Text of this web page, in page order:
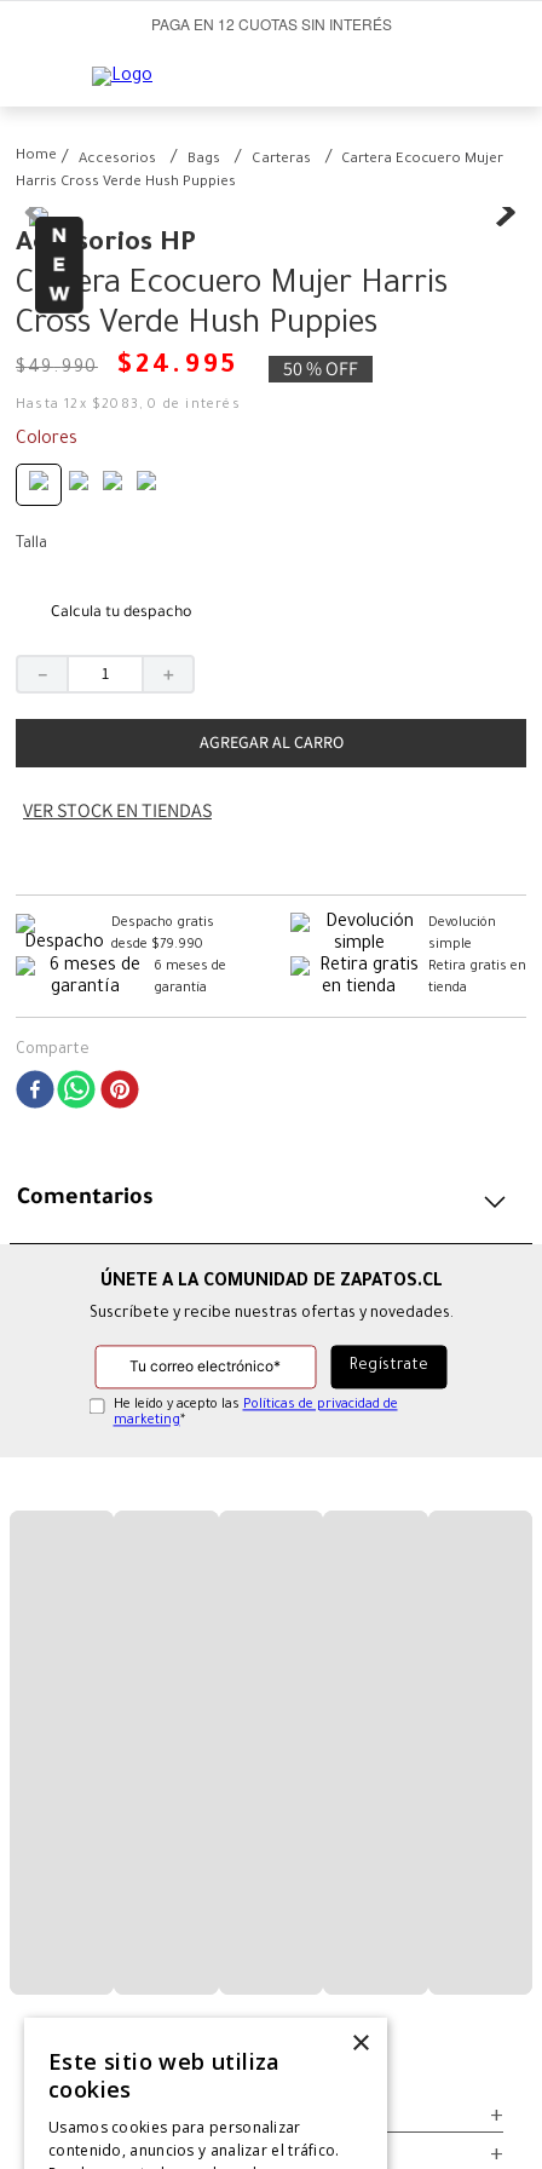
PAGA EN 12 CUOTAS SIN INTERÉS
Accesorios Bags Carteras
Cartera Ecocuero Mujer
Harris Cross Verde Hush Puppies
Accesorios HP
Cartera Ecocuero Mujer Harris
Cross Verde Hush Puppies
$49.990 $ 24 . 995 50 %OFF
Hasta12 x $2083 ,0 de interés
Colores
Talla
Calcula tu despacho
＋
－
AGREGAR AL CARRO
VER STOCK EN TIENDAS
Despacho gratis
desde $79.990
Devolución
simple
6 meses de
garantía
Retira gratis en
tienda
Comparte
Comentarios
Suscríbete y recibe nuestras ofertas y novedades.
He leído y acepto las Políticas de privacidad de
marketing*
+
Legal +
×
Este sitio web utiliza
cookies
Usamos cookies para personalizar
contenido, anuncios y analizar el tráfico.